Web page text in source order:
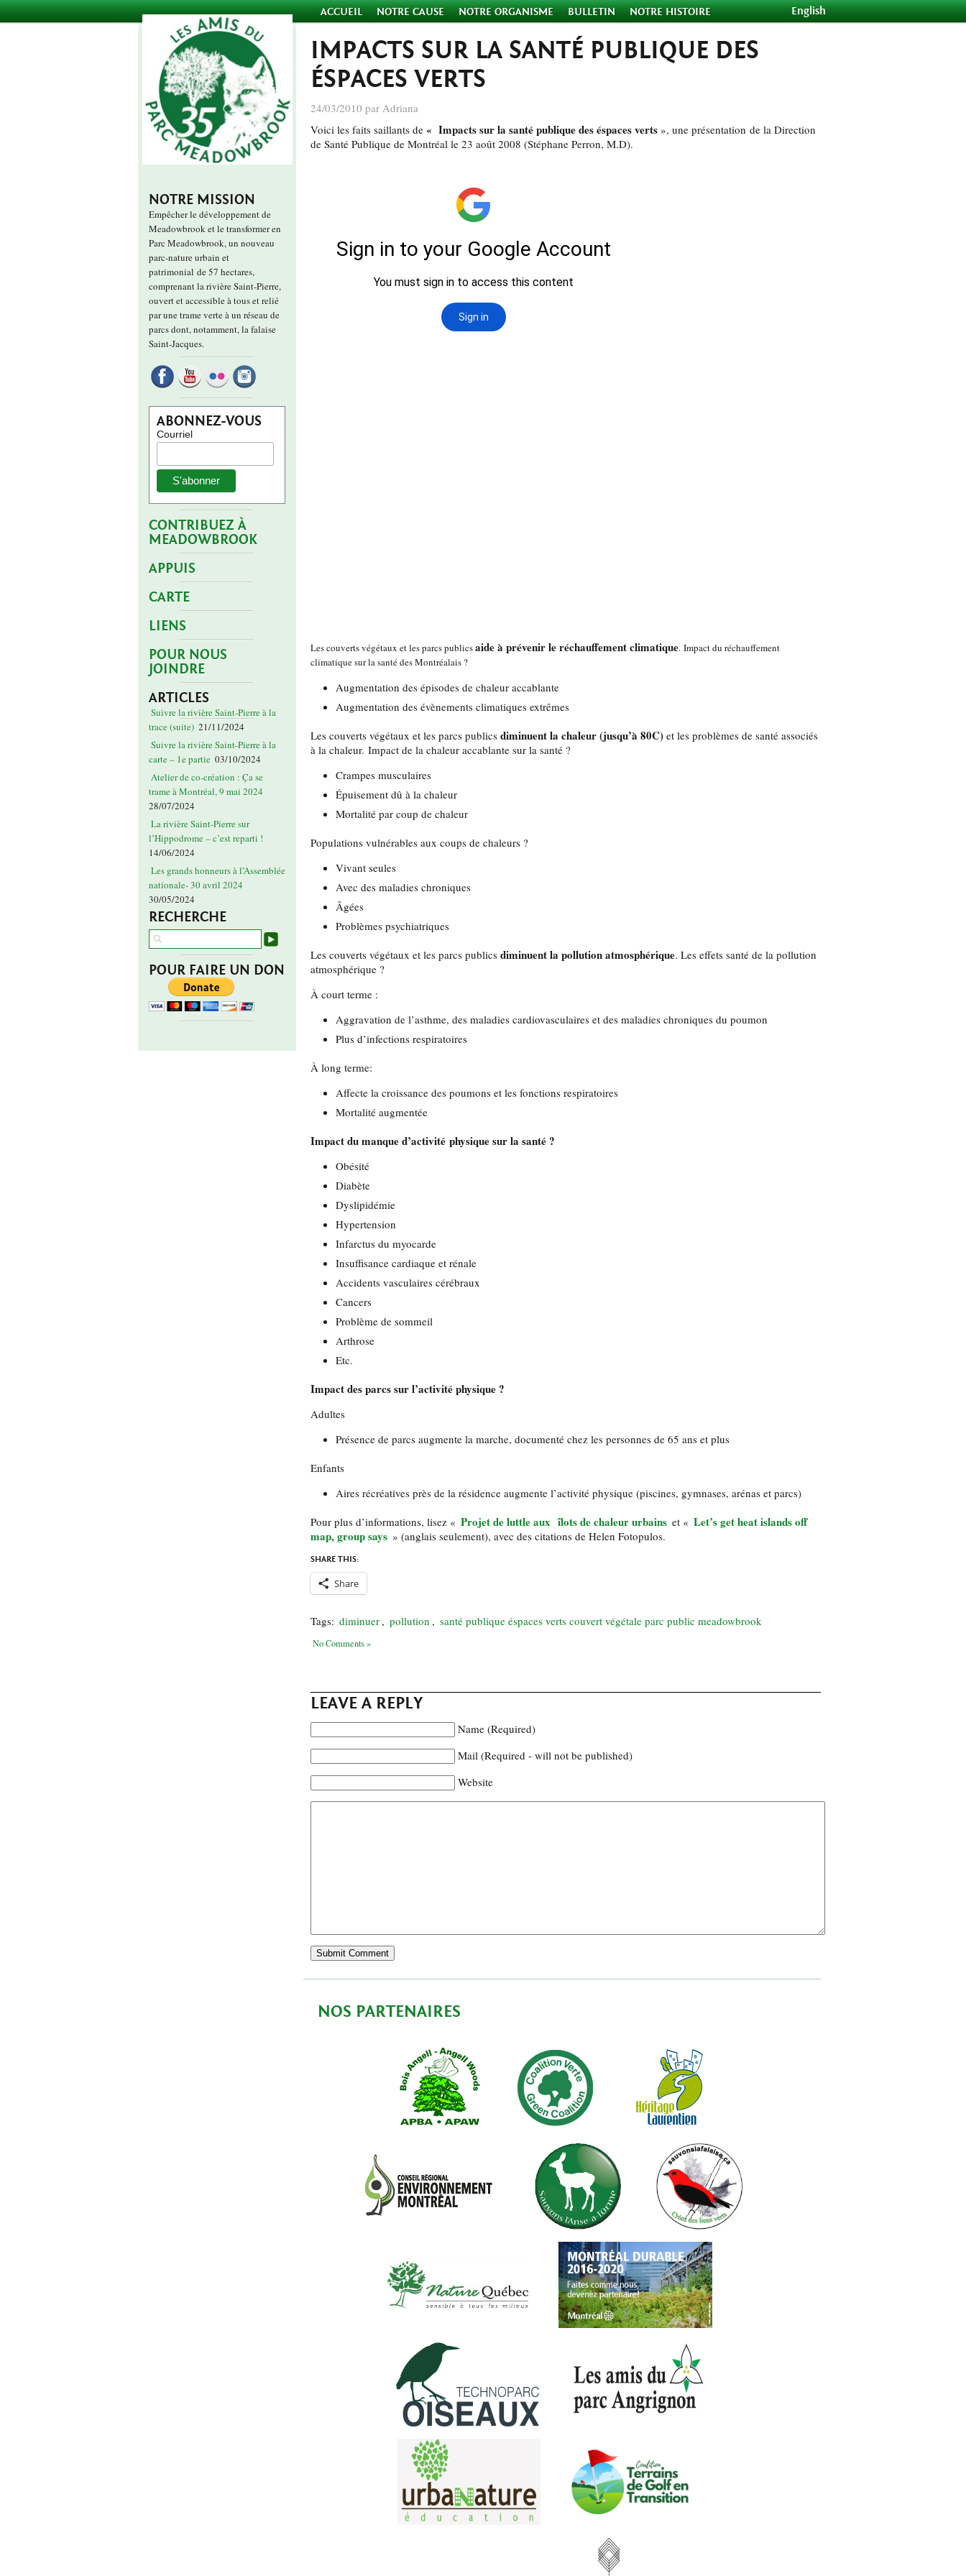
English
ACCUEIL NOTRE CAUSE NOTRE ORGANISME BULLETIN NOTRE HISTOIRE
NOTRE MISSION
Empêcher le développement de
Meadowbrook et le transformer en
Parc Meadowbrook, un nouveau
parc-nature urbain et
patrimonial de 57 hectares,
comprenant la rivière Saint-Pierre,
ouvert et accessible à tous et relié
par une trame verte à un réseau de
parcs dont, notamment, la falaise
Saint-Jacques.
ABONNEZ-VOUS
Courriel
CONTRIBUEZ À
MEADOWBROOK
APPUIS
CARTE
LIENS
POUR NOUS
JOINDRE
ARTICLES
Suivre la rivière Saint-Pierre à la
trace (suite) 21/11/2024
Suivre la rivière Saint-Pierre à la
carte – 1e partie 03/10/2024
Atelier de co-création : Ça se
trame à Montréal, 9 mai 2024
28/07/2024
La rivière Saint-Pierre sur
l’Hippodrome – c’est reparti !
14/06/2024
Les grands honneurs à l’Assemblée
nationale- 30 avril 2024
30/05/2024
RECHERCHE
POUR FAIRE UN DON
IMPACTS SUR LA SANTÉ PUBLIQUE DES
ÉSPACES VERTS
24/03/2010 par Adriana
Voici les faits saillants de « Impacts sur la santé publique des éspaces verts », une présentation de la Direction
de Santé Publique de Montréal le 23 août 2008 (Stéphane Perron, M.D).
Les couverts végétaux et les parcs publicsaide à prévenir le réchauffement climatique. Impact du réchauffement
climatique sur la santé des Montréalais ?
Augmentation des épisodes de chaleur accablante
Augmentation des évènements climatiques extrêmes
Les couverts végétaux et les parcs publics diminuent la chaleur (jusqu’à 80C) et les problèmes de santé associés
à la chaleur. Impact de la chaleur accablante sur la santé ?
Crampes musculaires
Épuisement dû à la chaleur
Mortalité par coup de chaleur
Populations vulnérables aux coups de chaleurs ?
Vivant seules
Avec des maladies chroniques
Âgées
Problèmes psychiatriques
Les couverts végétaux et les parcs publics diminuent la pollution atmosphérique. Les effets santé de la pollution
atmosphérique ?
À court terme :
Aggravation de l’asthme, des maladies cardiovasculaires et des maladies chroniques du poumon
Plus d’infections respiratoires
À long terme:
Affecte la croissance des poumons et les fonctions respiratoires
Mortalité augmentée
Impact du manque d’activité physique sur la santé ?
Obésité
Diabète
Dyslipidémie
Hypertension
Infarctus du myocarde
Insuffisance cardiaque et rénale
Accidents vasculaires cérébraux
Cancers
Problème de sommeil
Arthrose
Etc.
Impact des parcs sur l’activité physique ?
Adultes
Présence de parcs augmente la marche, documenté chez les personnes de 65 ans et plus
Enfants
Aires récréatives près de la résidence augmente l’activité physique (piscines, gymnases, arénas et parcs)
Pour plus d’informations, lisez « Projet de luttle aux îlots de chaleur urbains et « Let’s get heat islands off
map, group says » (anglais seulement), avec des citations de Helen Fotopulos.
SHARE THIS:
Share
Tags: diminuer , pollution , santé publique éspaces verts couvert végétale parc public meadowbrook
No Comments »
LEAVE A REPLY
Name (Required)
Mail (Required - will not be published)
Website
NOS PARTENAIRES